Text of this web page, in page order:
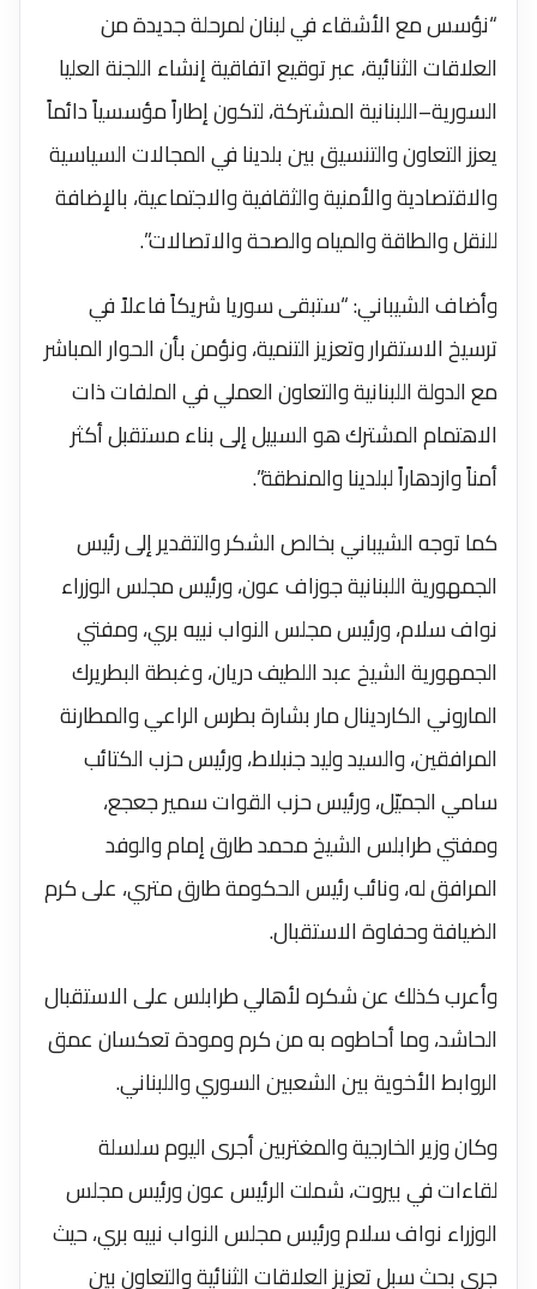
“نؤسس مع الأشقاء في لبنان لمرحلة جديدة من
العلاقات الثنائية، عبر توقيع اتفاقية إنشاء اللجنة العليا
السورية–اللبنانية المشتركة، لتكون إطاراً مؤسسياً دائماً
يعزز التعاون والتنسيق بين بلدينا في المجالات السياسية
والاقتصادية والأمنية والثقافية والاجتماعية، بالإضافة
للنقل والطاقة والمياه والصحة والاتصالات”.
وأضاف الشيباني: “ستبقى سوريا شريكاً فاعلاً في
ترسيخ الاستقرار وتعزيز التنمية، ونؤمن بأن الحوار المباشر
مع الدولة اللبنانية والتعاون العملي في الملفات ذات
الاهتمام المشترك هو السبيل إلى بناء مستقبل أكثر
أمناً وازدهاراً لبلدينا والمنطقة”.
كما توجه الشيباني بخالص الشكر والتقدير إلى رئيس
الجمهورية اللبنانية جوزاف عون، ورئيس مجلس الوزراء
نواف سلام، ورئيس مجلس النواب نبيه بري، ومفتي
الجمهورية الشيخ عبد اللطيف دريان، وغبطة البطريرك
الماروني الكاردينال مار بشارة بطرس الراعي والمطارنة
المرافقين، والسيد وليد جنبلاط، ورئيس حزب الكتائب
سامي الجميّل، ورئيس حزب القوات سمير جعجع،
ومفتي طرابلس الشيخ محمد طارق إمام والوفد
المرافق له، ونائب رئيس الحكومة طارق متري، على كرم
الضيافة وحفاوة الاستقبال.
وأعرب كذلك عن شكره لأهالي طرابلس على الاستقبال
الحاشد، وما أحاطوه به من كرم ومودة تعكسان عمق
الروابط الأخوية بين الشعبين السوري واللبناني.
وكان وزير الخارجية والمغتربين أجرى اليوم سلسلة
لقاءات في بيروت، شملت الرئيس عون ورئيس مجلس
الوزراء نواف سلام ورئيس مجلس النواب نبيه بري، حيث
جرى بحث سبل تعزيز العلاقات الثنائية والتعاون بين